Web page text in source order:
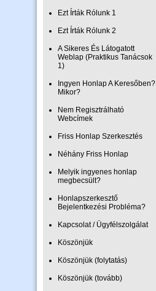
Ezt Írták Rólunk 1
Ezt Írták Rólunk 2
A Sikeres És Látogatott
Weblap (Praktikus Tanácsok
1)
Ingyen Honlap A Keresőben?
Mikor?
Nem Regisztrálható
Webcímek
Friss Honlap Szerkesztés
Néhány Friss Honlap
Melyik ingyenes honlap
megbecsült?
Honlapszerkesztő
Bejelentkezési Probléma?
Kapcsolat / Ügyfélszolgálat
Köszönjük
Köszönjük (folytatás)
Köszönjük (tovább)